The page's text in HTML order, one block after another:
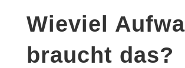
Wieviel
braucht das?